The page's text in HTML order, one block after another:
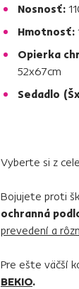
Nosnosť:
Hmotnosť:
Opierka
52x67cm
Sedadlo
Vyberte si z
Bojujete proti
ochranná
prevedení a
Pre ešte väčší
BEKIO.